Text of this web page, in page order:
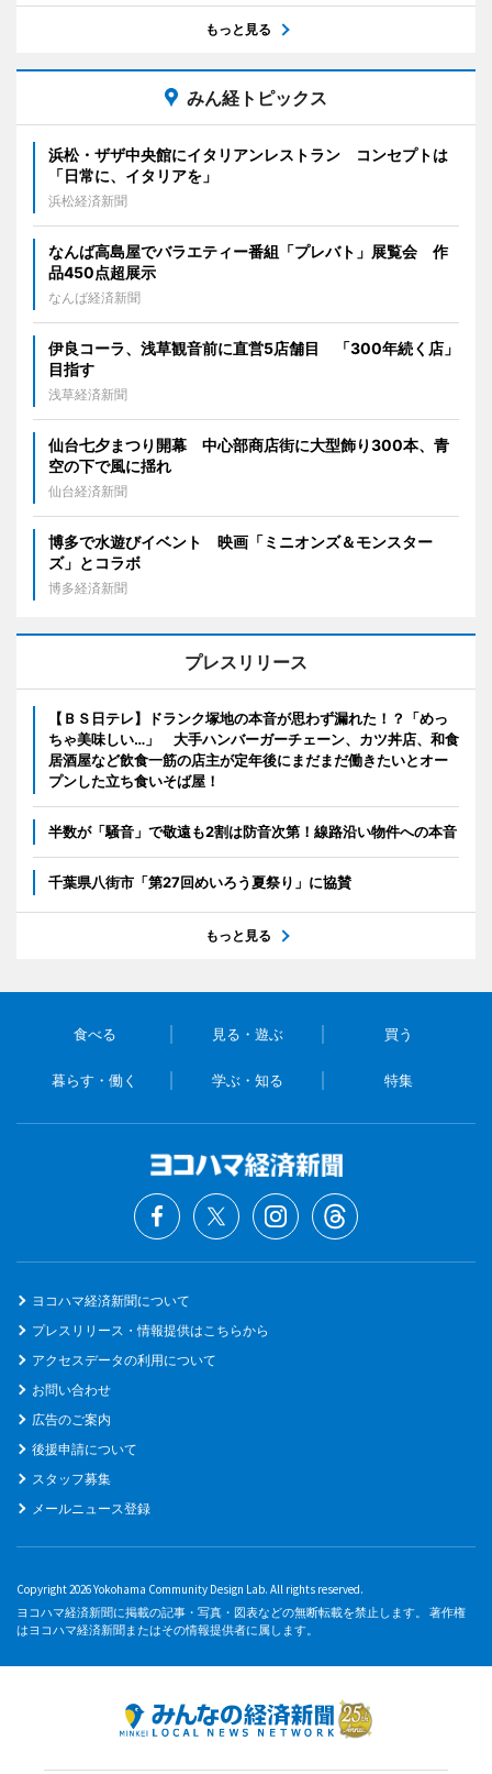
もっと見る
みん経トピックス
浜松・ザザ中央館にイタリアンレストラン コンセプトは
「日常に、イタリアを」
浜松経済新聞
なんば高島屋でバラエティー番組「プレバト」展覧会 作
品450点超展示
なんば経済新聞
伊良コーラ、浅草観音前に直営5店舗目 「300年続く店」
目指す
浅草経済新聞
仙台七夕まつり開幕 中心部商店街に大型飾り300本、青
空の下で風に揺れ
仙台経済新聞
博多で水遊びイベント 映画「ミニオンズ＆モンスター
ズ」とコラボ
博多経済新聞
プレスリリース
【ＢＳ日テレ】ドランク塚地の本音が思わず漏れた！？「めっ
ちゃ美味しい…」 大手ハンバーガーチェーン、カツ丼店、和食
居酒屋など飲食一筋の店主が定年後にまだまだ働きたいとオー
プンした立ち食いそば屋！
半数が「騒音」で敬遠も2割は防音次第！線路沿い物件への本音
千葉県八街市「第27回めいろう夏祭り」に協賛
もっと見る
食べる 見る・遊ぶ 買う
暮らす・働く 学ぶ・知る 特集
ヨコハマ経済新聞について
プレスリリース・情報提供はこちらから
アクセスデータの利用について
お問い合わせ
広告のご案内
後援申請について
スタッフ募集
メールニュース登録
Copyright 2026 Yokohama Community Design Lab. All rights reserved.
ヨコハマ経済新聞に掲載の記事・写真・図表などの無断転載を禁止します。 著作権
はヨコハマ経済新聞またはその情報提供者に属します。